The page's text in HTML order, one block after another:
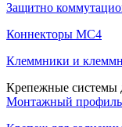
Защитно
Коннекторы MC4
Клеммники и
Крепежные системы
Монтажный профиль